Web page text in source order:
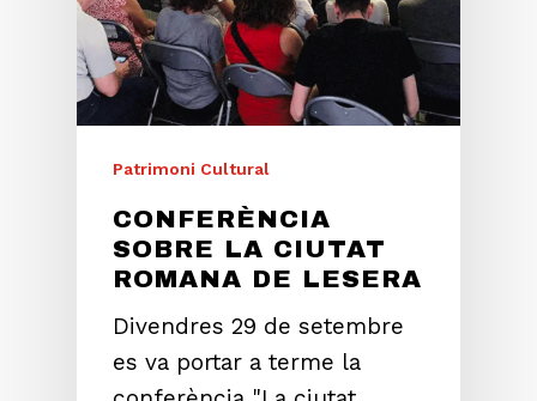
Patrimoni Cultural
CONFERÈNCIA
SOBRE LA CIUTAT
ROMANA DE LESERA
Divendres 29 de setembre
es va portar a terme la